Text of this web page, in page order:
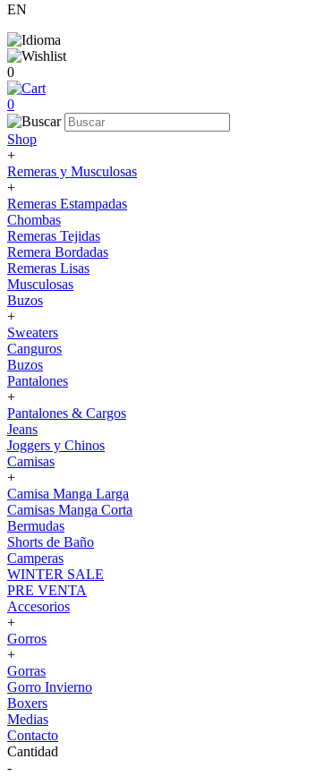
EN
0
0
Shop
+
Remeras y Musculosas
+
Remeras Estampadas
Chombas
Remeras Tejidas
Remera Bordadas
Remeras Lisas
Musculosas
Buzos
+
Sweaters
Canguros
Buzos
Pantalones
+
Pantalones & Cargos
Jeans
Joggers y Chinos
Camisas
+
Camisa Manga Larga
Camisas Manga Corta
Bermudas
Shorts de Baño
Camperas
WINTER SALE
PRE VENTA
Accesorios
+
Gorros
+
Gorras
Gorro Invierno
Boxers
Medias
Contacto
Cantidad
-